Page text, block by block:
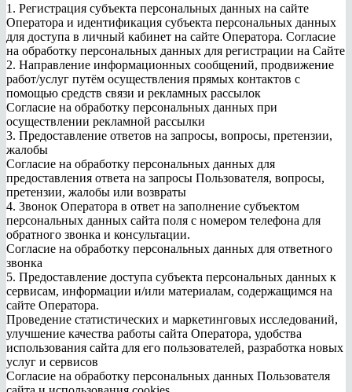
1. Регистрация субъекта персональных данных на сайте
Оператора и идентификация субъекта персональных данных
для доступа в личный кабинет на сайте Оператора. Согласие
на обработку персональных данных для регистрации на Сайте
2. Направление информационных сообщений, продвижение
работ/услуг путём осуществления прямых контактов с
помощью средств связи и рекламных рассылок
Согласие на обработку персональных данных при
осуществлении рекламной рассылки
3. Предоставление ответов на запросы, вопросы, претензии,
жалобы
Согласие на обработку персональных данных для
предоставления ответа на запросы Пользователя, вопросы,
претензии, жалобы или возвраты
4. Звонок Оператора в ответ на заполнение субъектом
персональных данных сайта поля с номером телефона для
обратного звонка и консультации.
Согласие на обработку персональных данных для ответного
звонка
5. Предоставление доступа субъекта персональных данных к
сервисам, информации и/или материалам, содержащимся на
сайте Оператора.
Проведение статистических и маркетинговых исследований,
улучшение качества работы сайта Оператора, удобства
использования сайта для его пользователей, разработка новых
услуг и сервисов
Согласие на обработку персональных данных Пользователя